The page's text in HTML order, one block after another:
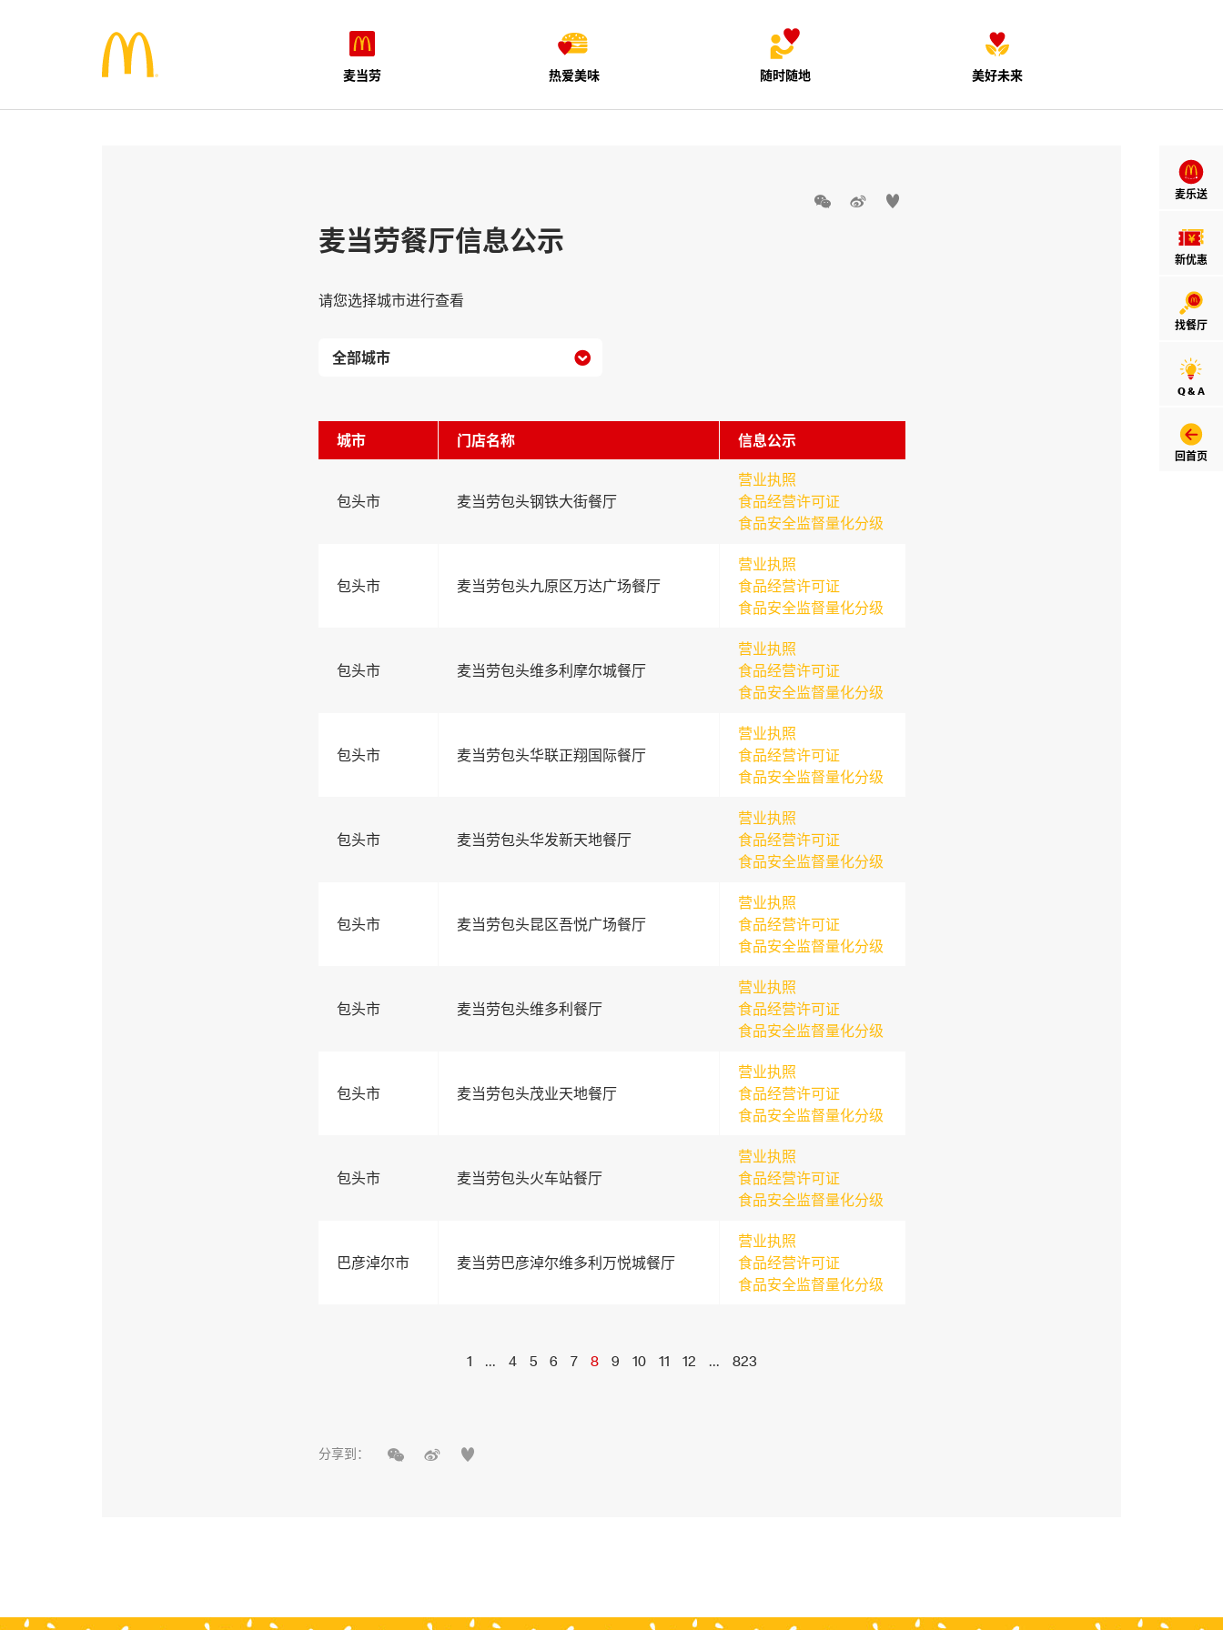
麦当劳 热爱美味 随时随地 美好未来
麦乐送
新优惠
找餐厅
Q & A
回首页
  
麦当劳餐厅信息公示
请您选择城市进行查看

城市 门店名称 信息公示
包头市 麦当劳包头钢铁大街餐厅
营业执照
食品经营许可证
食品安全监督量化分级
包头市 麦当劳包头九原区万达广场餐厅
营业执照
食品经营许可证
食品安全监督量化分级
包头市 麦当劳包头维多利摩尔城餐厅
营业执照
食品经营许可证
食品安全监督量化分级
包头市 麦当劳包头华联正翔国际餐厅
营业执照
食品经营许可证
食品安全监督量化分级
包头市 麦当劳包头华发新天地餐厅
营业执照
食品经营许可证
食品安全监督量化分级
包头市 麦当劳包头昆区吾悦广场餐厅
营业执照
食品经营许可证
食品安全监督量化分级
包头市 麦当劳包头维多利餐厅
营业执照
食品经营许可证
食品安全监督量化分级
包头市 麦当劳包头茂业天地餐厅
营业执照
食品经营许可证
食品安全监督量化分级
包头市 麦当劳包头火车站餐厅
营业执照
食品经营许可证
食品安全监督量化分级
巴彦淖尔市 麦当劳巴彦淖尔维多利万悦城餐厅
营业执照
食品经营许可证
食品安全监督量化分级
1 ... 4 5 6 7 8 9 10 11 12 ... 823
分享到：   